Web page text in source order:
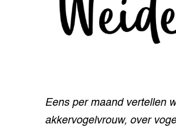
Eens per maand vertellen
akkervogelvrouw, over